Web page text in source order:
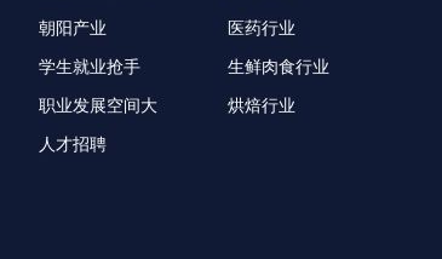
朝阳产业
学生就业抢手
职业发展空间大
人才招聘
医药行业
生鲜肉食行业
烘焙行业